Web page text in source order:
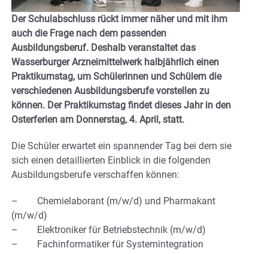
Der Schulabschluss rückt immer näher und mit ihm
auch die Frage nach dem passenden
Ausbildungsberuf. Deshalb veranstaltet das
Wasserburger Arzneimittelwerk halbjährlich einen
Praktikumstag, um Schülerinnen und Schülern die
verschiedenen Ausbildungsberufe vorstellen zu
können. Der Praktikumstag findet dieses Jahr in den
Osterferien am Donnerstag, 4. April, statt.
Die Schüler erwartet ein spannender Tag bei dem sie
sich einen detaillierten Einblick in die folgenden
Ausbildungsberufe verschaffen können:
– Chemielaborant (m/w/d) und Pharmakant
(m/w/d)
– Elektroniker für Betriebstechnik (m/w/d)
– Fachinformatiker für Systemintegration